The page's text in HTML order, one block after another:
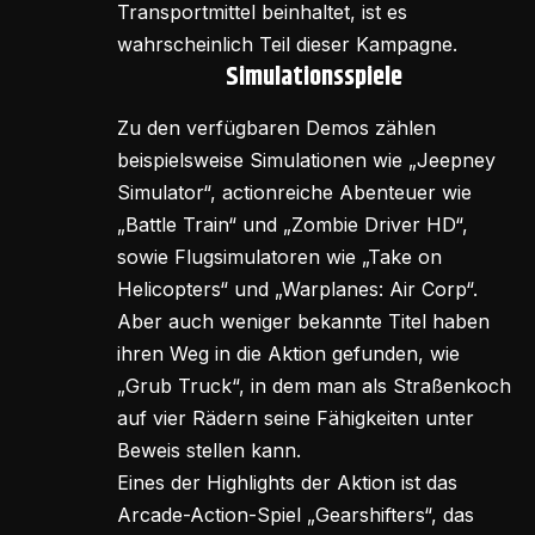
Transportmittel beinhaltet, ist es
wahrscheinlich Teil dieser Kampagne.
Simulationsspiele
Zu den verfügbaren Demos zählen
beispielsweise Simulationen wie „Jeepney
Simulator“, actionreiche Abenteuer wie
„Battle Train“ und „Zombie Driver HD“,
sowie Flugsimulatoren wie „Take on
Helicopters“ und „Warplanes: Air Corp“.
Aber auch weniger bekannte Titel haben
ihren Weg in die Aktion gefunden, wie
„Grub Truck“, in dem man als Straßenkoch
auf vier Rädern seine Fähigkeiten unter
Beweis stellen kann.
Eines der Highlights der Aktion ist das
Arcade-Action-Spiel „Gearshifters“, das